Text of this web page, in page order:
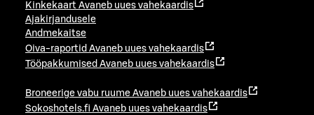
Kinkekaart Avaneb uues vahekaardis
Ajakirjandusele
Andmekaitse
Oiva-raportid Avaneb uues vahekaardis
Tööpakkumised Avaneb uues vahekaardis
Broneerige vabu ruume Avaneb uues vahekaardis
Sokoshotels.fi Avaneb uues vahekaardis